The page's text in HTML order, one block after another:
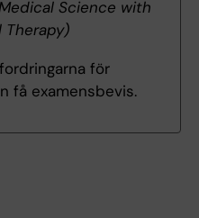
Science with
Therapy)
för
få examensbevis.